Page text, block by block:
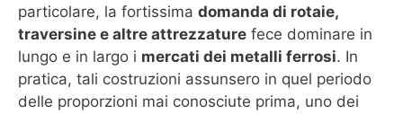
particolare, la fortissima domanda di rotaie,
traversine e altre attrezzature fece dominare in
lungo e in largo i mercati dei metalli ferrosi. In
pratica, tali costruzioni assunsero in quel periodo
delle proporzioni mai conosciute prima, uno dei